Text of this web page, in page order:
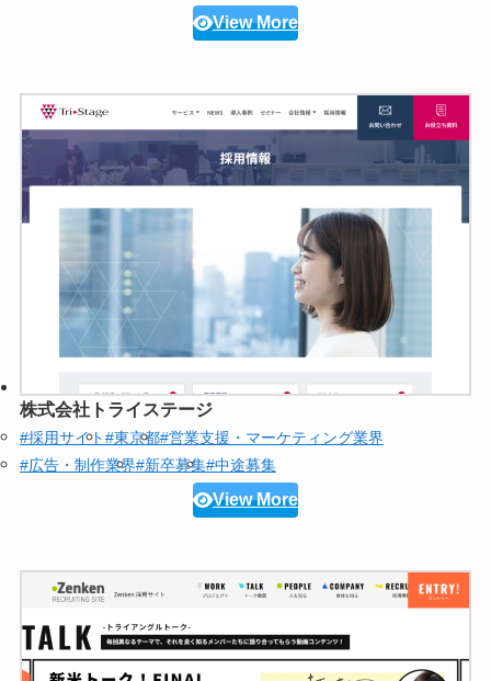
View More
株式会社トライステージ
#採用サイト#東京都#営業支援・マーケティング業界
#広告・制作業界#新卒募集#中途募集
View More